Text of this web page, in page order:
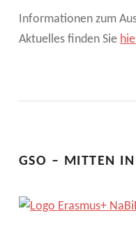
Informationen zum
Aktuelles finden Sie
GSO – MITTEN